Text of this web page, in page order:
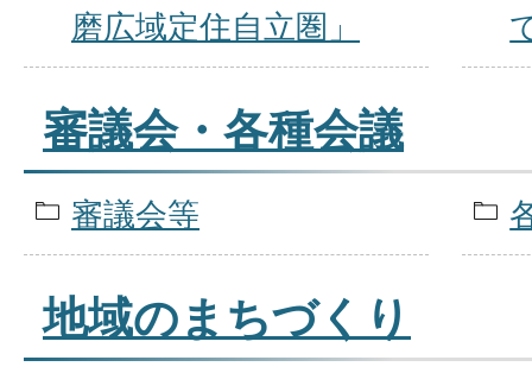
磨広域定住自立圏」
審議会・各種会議
審議会等
地域のまちづくり